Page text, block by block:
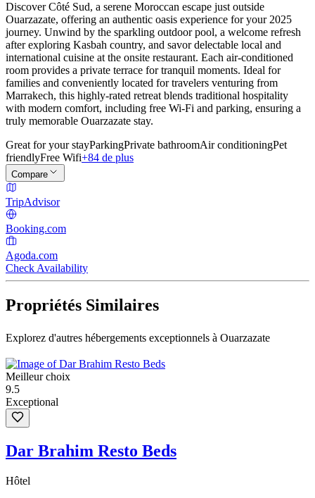
Discover Côté Sud, a serene Moroccan escape just outside
Ouarzazate, offering an authentic oasis experience for your 2025
journey. Unwind by the sparkling outdoor pool, a welcome refresh
after exploring Kasbah country, and savor delectable local and
international cuisine at the onsite restaurant. Each air-conditioned
room provides a private terrace for tranquil moments. Ideal for
families and conveniently located for travelers venturing from
Marrakech, this highly-rated retreat blends traditional hospitality
with modern comfort, including free Wi-Fi and parking, ensuring a
truly memorable Ouarzazate stay.
Great for your stayParkingPrivate bathroomAir conditioningPet
friendlyFree Wifi+84 de plus
Compare
TripAdvisor
Booking.com
Agoda.com
Check Availability
Propriétés Similaires
Explorez d'autres hébergements exceptionnels à Ouarzazate
Meilleur choix
9.5
Exceptional
Dar Brahim Resto Beds
Hôtel